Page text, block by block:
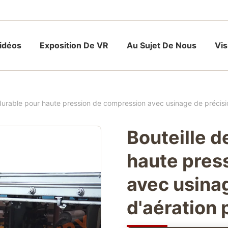
Exposition De VR Au Sujet De Nous
pour haute pression de compression avec usinage de
Bouteille
haute
avec
d'aération